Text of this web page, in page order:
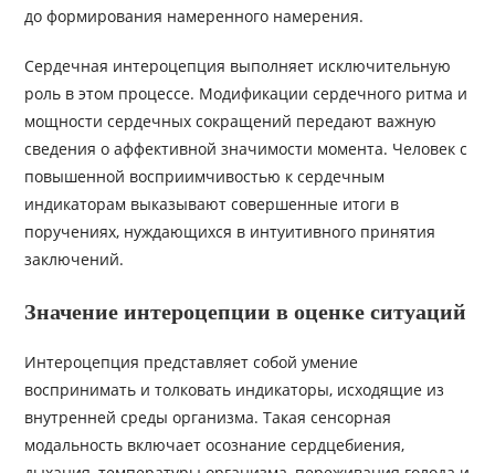
до формирования намеренного намерения.
Сердечная интероцепция выполняет исключительную
роль в этом процессе. Модификации сердечного ритма и
мощности сердечных сокращений передают важную
сведения о аффективной значимости момента. Человек с
повышенной восприимчивостью к сердечным
индикаторам выказывают совершенные итоги в
поручениях, нуждающихся в интуитивного принятия
заключений.
Значение интероцепции в оценке ситуаций
Интероцепция представляет собой умение
воспринимать и толковать индикаторы, исходящие из
внутренней среды организма. Такая сенсорная
модальность включает осознание сердцебиения,